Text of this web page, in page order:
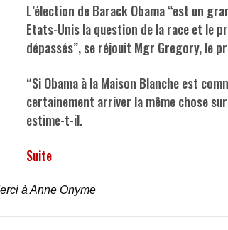
L’élection de Barack Obama “est un
Etats-Unis la question de la race et le
dépassés”, se réjouit Mgr Gregory, le
“Si Obama à la Maison Blanche est
certainement arriver la même chose
estime-t-il.
Suite
à Anne Onyme